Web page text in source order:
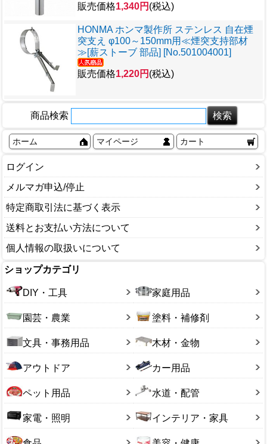
販売価格1,340円 (税込)
HONMA ホンマ製作所 ステンレス 自在煙
突支え φ100～150mm用≪煙突支持部材
≫[薪ストーブ 部品] [No.501004001]
販売価格1,220円 (税込)
商品検索
ホーム マイページ カート
ログイン
メルマガ申込/停止
特定商取引法に基づく表示
送料とお支払い方法について
個人情報の取扱いについて
ショップカテゴリ
DIY・工具 家庭用品
園芸・農業 塗料・補修剤
文具・事務用品 木材・金物
アウトドア カー用品
ペット用品 水道・配管
家電・照明 インテリア・家具